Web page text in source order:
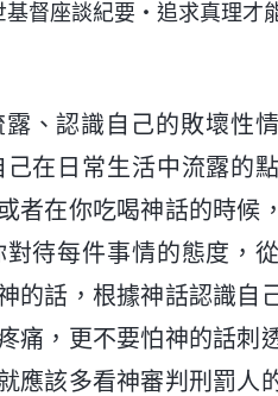
座談紀要・追求真理才能
、認識自己的敗壞性
在日常生活中流露的
者在你吃喝神話的時候
待每件事情的態度，
的話，根據神話認識自
痛，更不要怕神的話刺
應該多看神審判刑罰人